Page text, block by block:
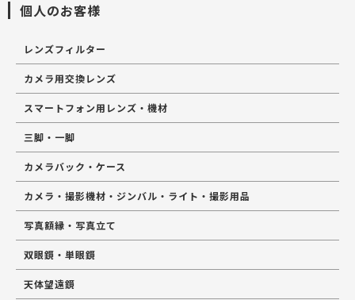
個人のお客様
レンズフィルター
カメラ用交換レンズ
スマートフォン用レンズ・機材
三脚・一脚
カメラバック・ケース
カメラ・撮影機材・ジンバル・ライト・撮影用品
写真額縁・写真立て
双眼鏡・単眼鏡
天体望遠鏡